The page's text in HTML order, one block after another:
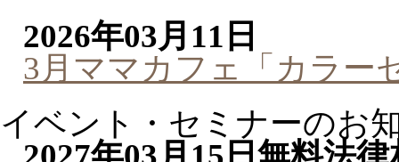
2026年03月11日
3月ママカフェ「カラー
イベント・セミナーのお